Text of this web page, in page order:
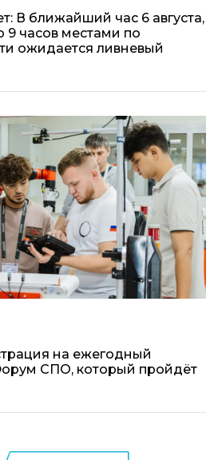
В ближайший час 6 августа,
9 часов местами по
ожидается ливневый
на ежегодный
СПО, который пройдёт